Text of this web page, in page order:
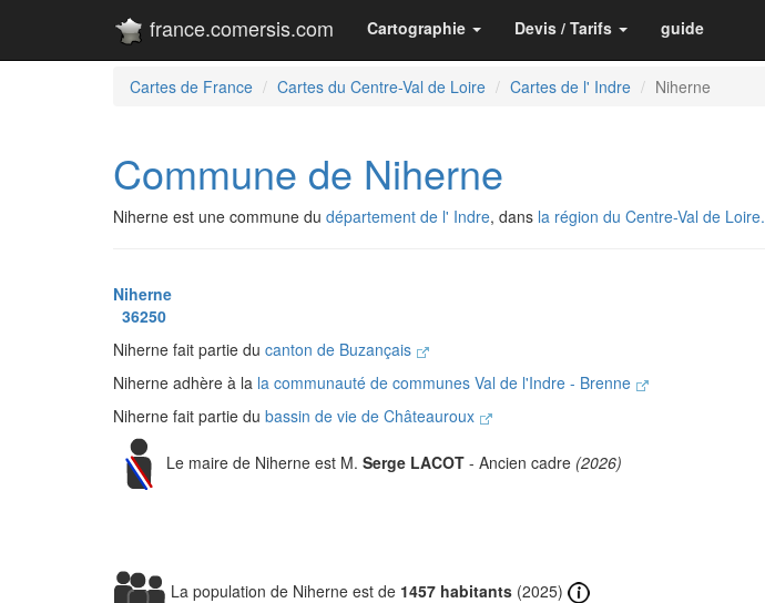
france.comersis.com Cartographie Devis / Tarifs guide
Cartes de France Cartes du Centre-Val de Loire Cartes de l' Indre Niherne
Commune de Niherne
Niherne est une commune du département de l' Indre, dans la région du Centre-Val de Loire.
Niherne
36250
Niherne fait partie du canton de Buzançais
Niherne adhère à la la communauté de communes Val de l'Indre - Brenne
Niherne fait partie du bassin de vie de Châteauroux
Le maire de Niherne est M. Serge LACOT - Ancien cadre (2026)
La population de Niherne est de 1457 habitants (2025)